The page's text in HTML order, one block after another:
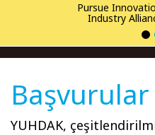
Pursue
Industry
Başvurular
YUHDAK,